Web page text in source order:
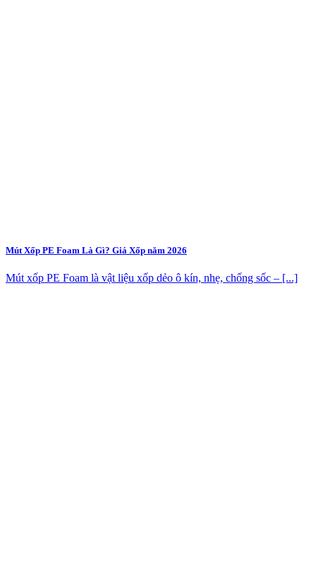
Mút Xốp PE Foam Là Gì? Giá Xốp năm 2026
Mút xốp PE Foam là vật liệu xốp dẻo ô kín, nhẹ, chống sốc – [...]